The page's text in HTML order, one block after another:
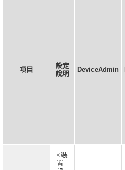
項目
設定
說明
DeviceAdmin
<裝
置